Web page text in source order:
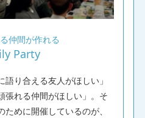
仲間が作れる
Party
語り合える友人がほしい」
張れる仲間がほしい」。そ
めに開催しているのが、